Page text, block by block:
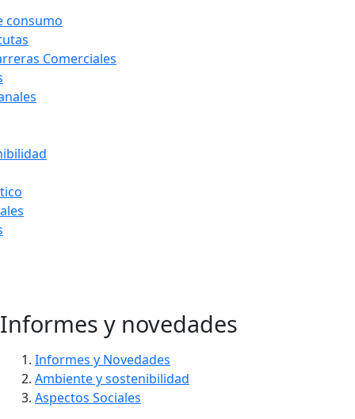
consumo
Comerciales
Ir
al
contenido
Informes y novedades
Informes y Novedades
Ambiente y sostenibilidad
Aspectos Sociales